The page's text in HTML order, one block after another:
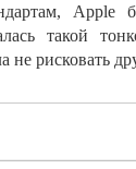
Apple
такой
не рисковать